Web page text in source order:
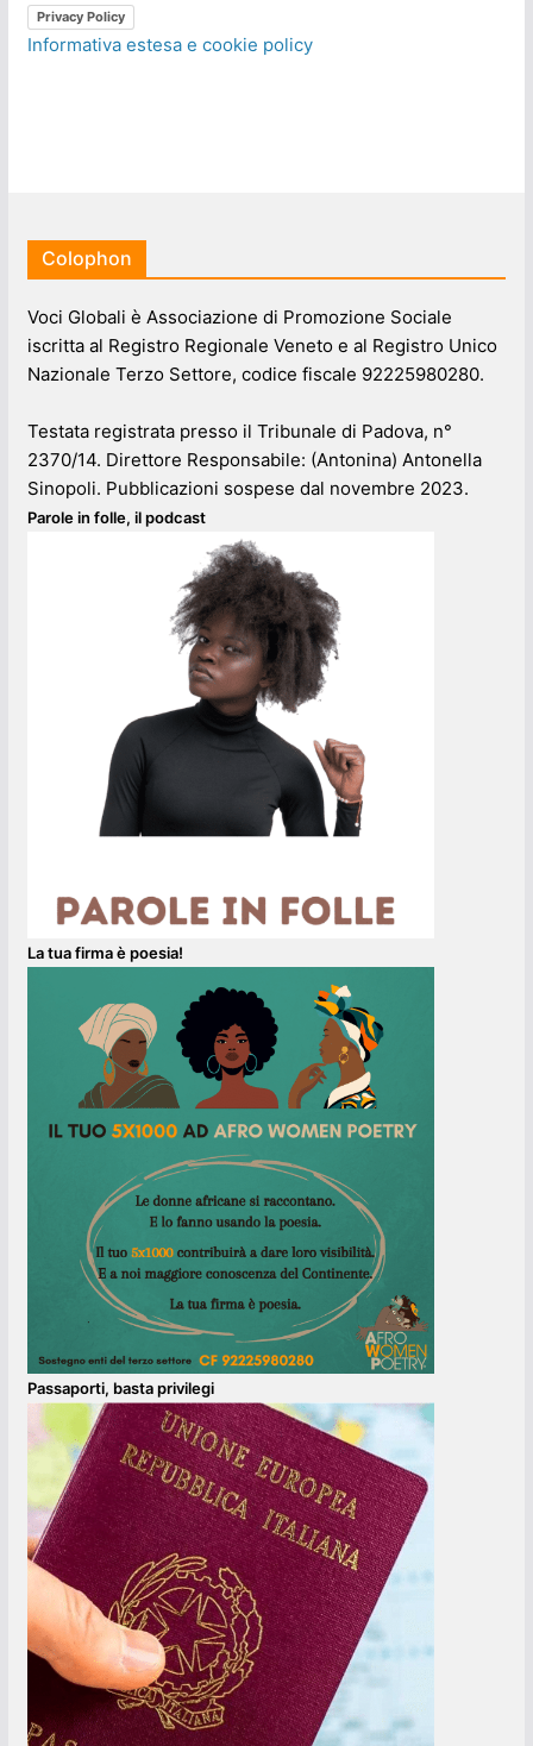
Privacy Policy
Informativa estesa e cookie policy
Colophon
Voci Globali è Associazione di Promozione Sociale
iscritta al Registro Regionale Veneto e al Registro Unico
Nazionale Terzo Settore, codice fiscale 92225980280.
Testata registrata presso il Tribunale di Padova, n°
2370/14. Direttore Responsabile: (Antonina) Antonella
Sinopoli. Pubblicazioni sospese dal novembre 2023.
Parole in folle, il podcast
La tua firma è poesia!
Passaporti, basta privilegi